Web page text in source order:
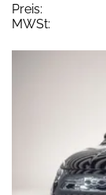
Preis:
MWSt: